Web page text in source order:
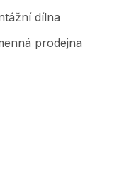
dílna
prodejna